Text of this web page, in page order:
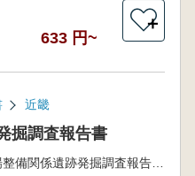
633 円~
＋
近畿
掘調査報告書
ほ場整備関係遺跡発掘調査報告書 24-9